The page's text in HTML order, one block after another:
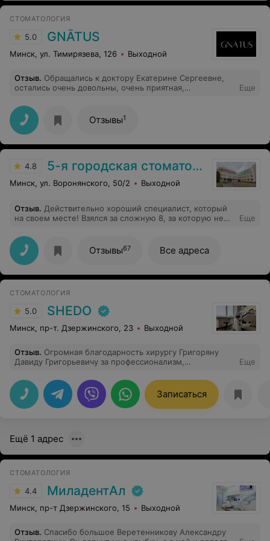
СТОМАТОЛОГИЯ
5.0 GNĀTUS
Минск, ул. Тимирязева, 126 Выходной
Отзыв. Обращались к доктору Екатерине Сергеевне,
остались очень довольны, очень приятная,
дела, всё доступно объяснила, составили на
консультации план лечения, и уже ждём следующей
встречи с доктором. Девушки на ресепшене очень
приятные, предлагали напитки, нам очень
понравилось.
Еще
Отзывы1
4.8 5-я городская стоматологическая поликлиника
Минск, ул. Воронянского, 50/2 Выходной
Отзыв. Действительно хороший специалист, который
на своем месте! Взялся за сложную 8, за которую не
без проблем. К врачу большая очередь, что также о
многом говорит.
Еще
Отзывы67 Все адреса
СТОМАТОЛОГИЯ
5.0 SHEDO
Минск, пр-т. Дзержинского, 23 Выходной
Отзыв. Огромная благодарность хирургу Григоряну
Давиду Григорьевичу за профессионализм,
имплантация на высоте! Все аккуратно , кропотливо,
быстро , спокойно. Без швов! Все проговаривались,
объясняли в процессе. Приятная музыка. Прийти
пациенту с огромным волнением и получить
рекомендую. Благодарность всему коллективу,
Благодарю!
Еще
Записаться
Ещё 1 адрес
СТОМАТОЛОГИЯ
4.4 МиладентАл
Минск, пр-т Дзержинского, 15 Выходной
Отзыв. Спасибо большое Веретенникову Александру